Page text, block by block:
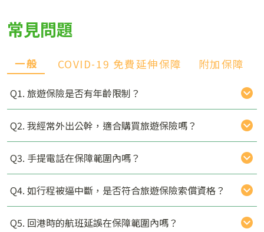
常見問題
一般 COVID-19 免費延伸保障 附加保障
Q1. 旅遊保險是否有年齡限制？
Q2. 我經常外出公幹，適合購買旅遊保險嗎？
Q3. 手提電話在保障範圍內嗎？
Q4. 如行程被逼中斷，是否符合旅遊保險索償資格？
Q5. 回港時的航班延誤在保障範圍內嗎？